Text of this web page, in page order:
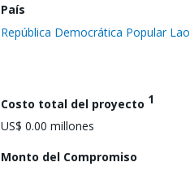
País
República Democrática Popular Lao
Costo total del proyecto 1
US$ 0.00 millones
Monto del Compromiso